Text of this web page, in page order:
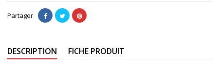
Partager
DESCRIPTION FICHE PRODUIT